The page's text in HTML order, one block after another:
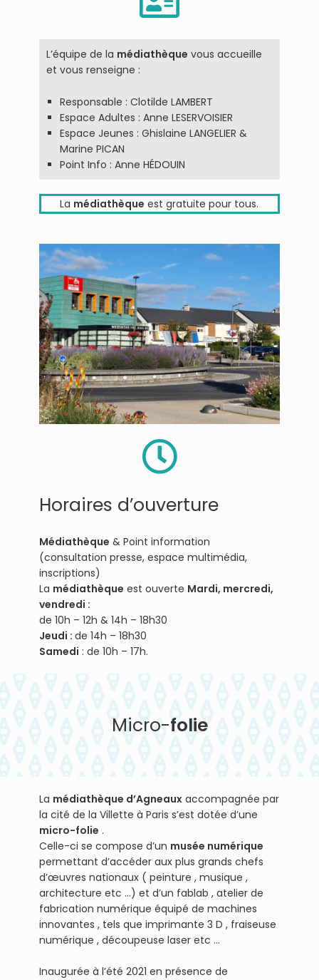
L’équipe de la médiathèque vous accueille
et vous renseigne :
Responsable : Clotilde LAMBERT
Espace Adultes : Anne LESERVOISIER
Espace Jeunes : Ghislaine LANGELIER &
Marine PICAN
Point Info : Anne HÉDOUIN
La médiathèque est gratuite pour tous.
Horaires d’ouverture
Médiathèque & Point information
(consultation presse, espace multimédia,
inscriptions)
La médiathèque est ouverte Mardi, mercredi,
vendredi :
de 10h – 12h & 14h – 18h30
Jeudi : de 14h – 18h30
Samedi : de 10h – 17h.
Micro-folie
La médiathèque d’Agneauxaccompagnée par
la cité de la Villette à Paris s’est dotée d’une
micro-folie .
Celle-ci se compose d’un musée numérique
permettant d’accéder aux plus grands chefs
d’œuvres nationaux ( peinture , musique ,
architecture etc …) et d’un fablab , atelier de
fabrication numérique équipé de machines
innovantes , tels que imprimante 3 D , fraiseuse
numérique , découpeuse laser etc …
Inaugurée à l’été 2021 en présence de